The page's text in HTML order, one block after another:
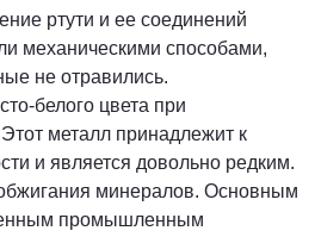
ртути и ее соединений
механическими способами,
не отравились.
белого цвета при
металл принадлежит к
и является довольно редким.
минералов. Основным
промышленным